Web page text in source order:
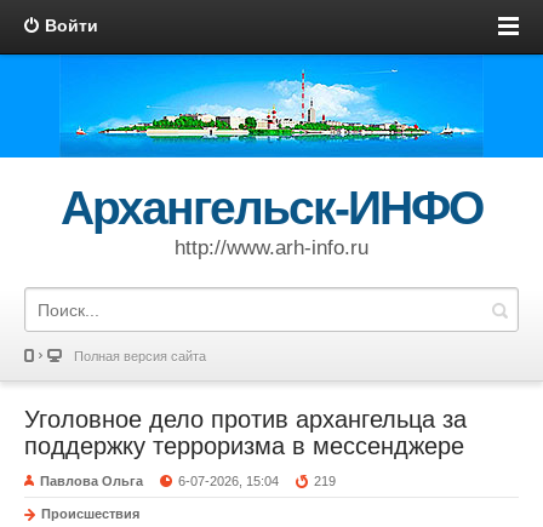
Войти
Архангельск-ИНФО
http://www.arh-info.ru
Полная версия сайта
Уголовное дело против архангельца за
поддержку терроризма в мессенджере
Павлова Ольга 6-07-2026, 15:04 219
Происшествия